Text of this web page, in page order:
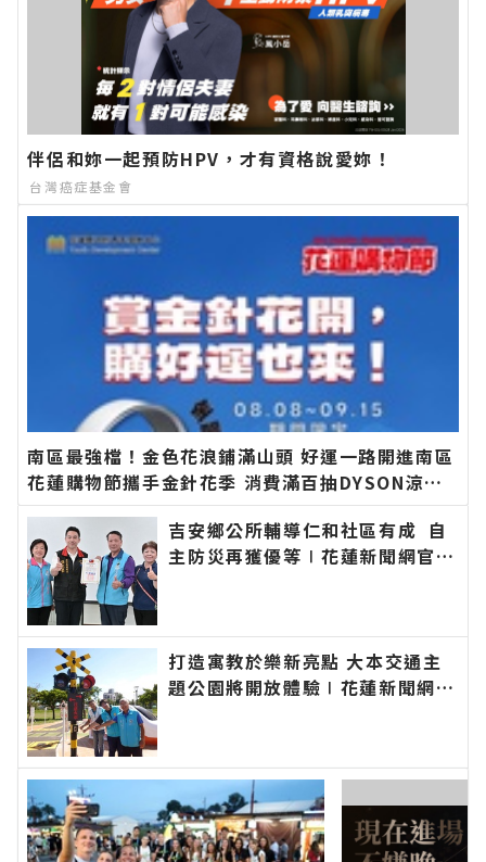
伴侶和妳一起預防HPV，才有資格說愛妳！
台灣癌症基金會
南區最強檔！金色花浪鋪滿山頭 好運一路開進南區
花蓮購物節攜手金針花季 消費滿百抽DYSON涼感
風扇∣花蓮新聞網官方網站各類新聞－最快速的今
日新聞報導 最新的在地資訊！吉安鄉公所輔導仁和社區有成 自
主防災再獲優等∣花蓮新聞網官方
打造寓教於樂新亮點 大本交通主
題公園將開放體驗∣花蓮新聞網官